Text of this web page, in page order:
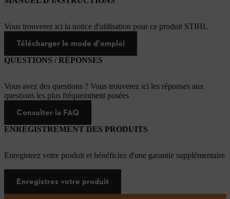
Vous trouverez ici la notice d'utilisation pour ce produit STIHL
Télécharger le mode d'emploi
QUESTIONS / RÉPONSES
Vous avez des questions ? Vous trouverez ici les réponses aux
questions les plus fréquemment posées
Consulter la FAQ
ENREGISTREMENT DES PRODUITS
Enregistrez votre produit et bénéficiez d'une garantie supplémentaire
Enregistrez votre produit